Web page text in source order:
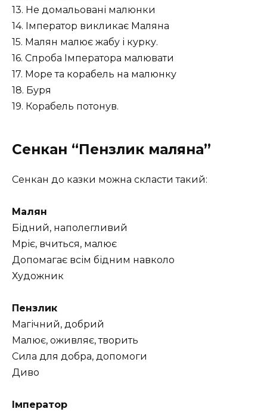
13. Не домальовані малюнки
14. Імператор викликає Маляна
15. Малян малює жабу і курку.
16. Спроба Імператора малювати
17. Море та корабель на малюнку
18. Буря
19. Корабель потонув.
Сенкан “Пензлик маляна”
Сенкан до казки можна скласти такий:
Малян
Бідний, наполегливий
Мріє, вчиться, малює
Допомагає всім бідним навколо
Художник
Пензлик
Магічний, добрий
Малює, оживляє, творить
Сила для добра, допомоги
Диво
Імператор